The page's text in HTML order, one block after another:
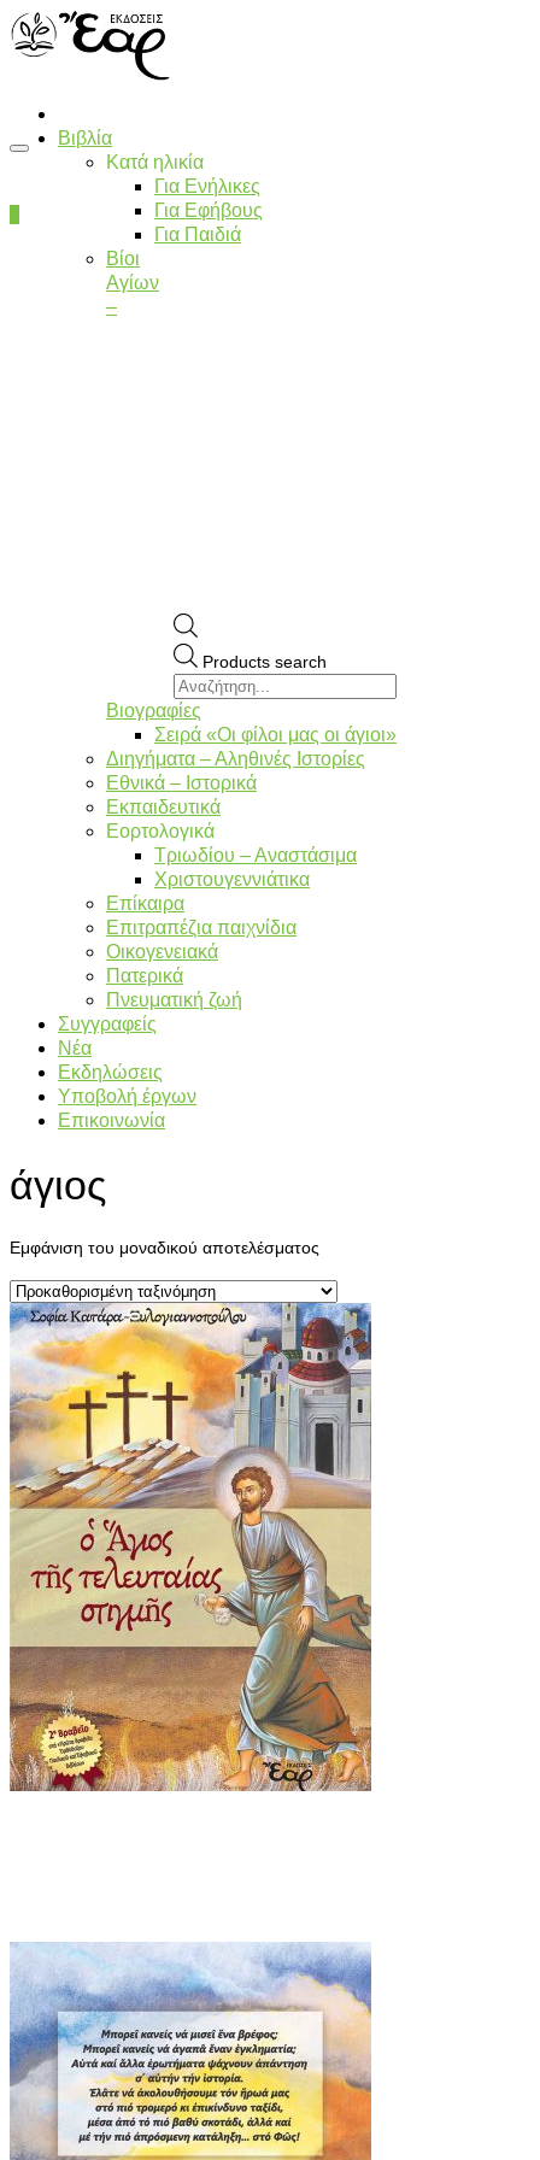
Products search
Βιβλία
Κατά ηλικία
Για Ενήλικες
Για Εφήβους
Για Παιδιά
Βίοι
Αγίων
–
Βιογραφίες
Σειρά «Οι φίλοι μας οι άγιοι»
Διηγήματα – Αληθινές Ιστορίες
Εθνικά – Ιστορικά
Εκπαιδευτικά
Εορτολογικά
Τριωδίου – Αναστάσιμα
Χριστουγεννιάτικα
Επίκαιρα
Επιτραπέζια παιχνίδια
Οικογενειακά
Πατερικά
Πνευματική ζωή
Συγγραφείς
Νέα
Εκδηλώσεις
Υποβολή έργων
Επικοινωνία
άγιος
Εμφάνιση του μοναδικού αποτελέσματος